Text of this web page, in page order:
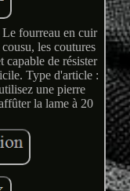
fourreau en cuir
les coutures
capable de résister
Type d'article :
une pierre
la lame à 20